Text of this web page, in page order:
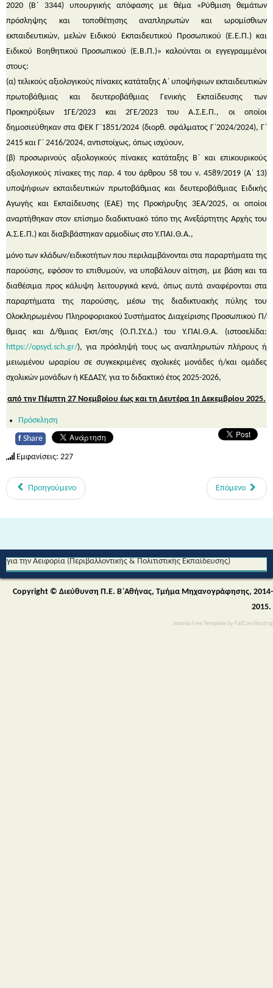
Joomla Free Template by FatCow Hosting
2020 (Β΄ 3344) υπουργικής απόφασης με θέμα «Ρύθμιση θεμάτων
πρόσληψης και τοποθέτησης αναπληρωτών και ωρομίσθιων
εκπαιδευτικών, μελών Ειδικού Εκπαιδευτικού Προσωπικού (Ε.Ε.Π.) και
Ειδικού Βοηθητικού Προσωπικού (Ε.Β.Π.)» καλούνται οι εγγεγραμμένοι
στους:
(α) τελικούς αξιολογικούς πίνακες κατάταξης Α΄ υποψήφιων εκπαιδευτικών
πρωτοβάθμιας και δευτεροβάθμιας Γενικής Εκπαίδευσης των
Προκηρύξεων 1ΓΕ/2023 και 2ΓΕ/2023 του Α.Σ.Ε.Π., οι οποίοι
δημοσιεύθηκαν στα ΦΕΚ Γ΄1851/2024 (διορθ. σφάλματος Γ΄2024/2024), Γ΄
2415 και Γ΄ 2416/2024, αντιστοίχως, όπως ισχύουν,
(β) προσωρινούς αξιολογικούς πίνακες κατάταξης Β΄ και επικουρικούς
αξιολογικούς πίνακες της παρ. 4 του άρθρου 58 του ν. 4589/2019 (Α΄ 13)
υποψήφιων εκπαιδευτικών πρωτοβάθμιας και δευτεροβάθμιας Ειδικής
Αγωγής και Εκπαίδευσης (ΕΑΕ) της Προκήρυξης 3ΕΑ/2025, οι οποίοι
αναρτήθηκαν στον επίσημο διαδικτυακό τόπο της Ανεξάρτητης Αρχής του
Α.Σ.Ε.Π.) και διαβιβάστηκαν αρμοδίως στο Υ.ΠΑΙ.Θ.Α.,
μόνο των κλάδων/ειδικοτήτων που περιλαμβάνονται στα παραρτήματα της
παρούσης, εφόσον το επιθυμούν, να υποβάλουν αίτηση, με βάση και τα
διαθέσιμα προς κάλυψη λειτουργικά κενά, όπως αυτά αναφέρονται στα
παραρτήματα της παρούσης, μέσω της διαδικτυακής πύλης του
Ολοκληρωμένου Πληροφοριακού Συστήματος Διαχείρισης Προσωπικού Π/
θμιας και Δ/θμιας Εκπ/σης (Ο.Π.ΣΥ.Δ.) του Υ.ΠΑΙ.Θ.Α. (ιστοσελίδα:
https://opsyd.sch.gr/), για πρόσληψή τους ως αναπληρωτών πλήρους ή
μειωμένου ωραρίου σε συγκεκριμένες σχολικές μονάδες ή/και ομάδες
σχολικών μονάδων ή ΚΕΔΑΣΥ, για το διδακτικό έτος 2025-2026,
από την Πέμπτη 27 Νοεμβρίου έως και τη Δευτέρα 1η Δεκεμβρίου 2025.
Πρόσκληση
f Share
Εμφανίσεις: 227
Προηγούμενο Επόμενο
για την Αειφορία (Περιβαλλοντικής & Πολιτιστικής Εκπαίδευσης)
Copyright © Διεύθυνση Π.Ε. Β΄Αθήνας, Τμήμα Μηχανογράφησης, 2014-
2015.